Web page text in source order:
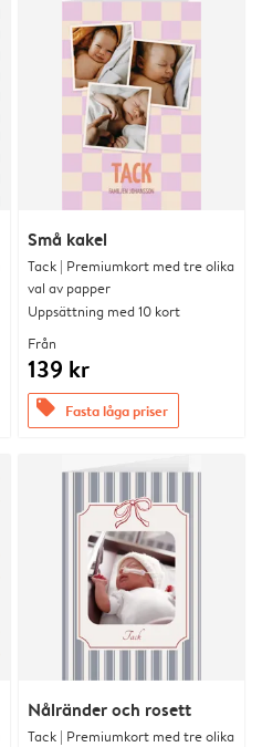
Små kakel
Tack | Premiumkort med tre olika
val av papper
Uppsättning med 10 kort
Från
139 kr
offers Fasta låga priser
Nålränder och rosett
Tack | Premiumkort med tre olika